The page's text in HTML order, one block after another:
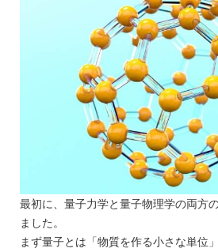
最初に、量子力学と量子物理学の両方
ました。
まず量子とは「物質を作る小さな単位